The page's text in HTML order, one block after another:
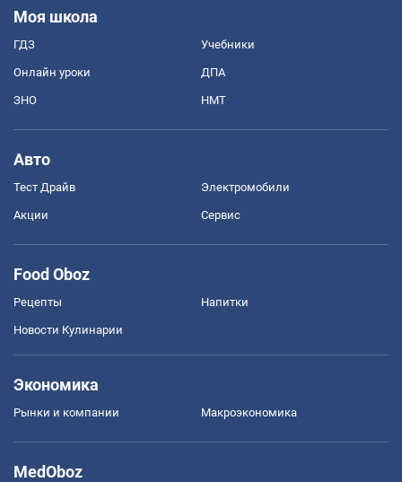
Моя школа
ГДЗ Учебники
Онлайн уроки ДПА
ЗНО НМТ
Авто
Тест Драйв Электромобили
Акции Сервис
Food Oboz
Рецепты Напитки
Новости Кулинарии
Экономика
Рынки и компании Mакроэкономика
MedOboz